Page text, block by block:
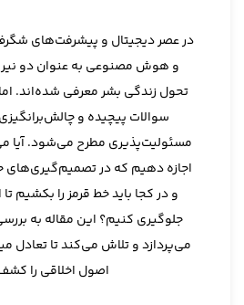
در عصر دیجیتال و پیشرفت‌های
و هوش مصنوعی به عنوان دو
تحول زندگی بشر معرفی شده‌اند.
سوالات پیچیده و
مسئولیت‌پذیری مطرح می‌شود. آیا
اجازه دهیم که در تصمیم‌گیری‌های
و در کجا باید خط قرمز را بکشیم
جلوگیری کنیم؟ این مقاله به
می‌پردازد و تلاش می‌کند تا تعادل
اصول اخلاقی را